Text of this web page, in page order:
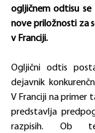
ogljičnem odtisu se
nove priložnosti za
v Franciji.
Ogljični odtis
dejavnik
V Franciji na primer
predstavlja
razpisih. Ob